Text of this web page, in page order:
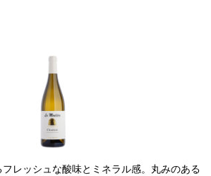
レッシュな酸味とミネラル感。丸みのある